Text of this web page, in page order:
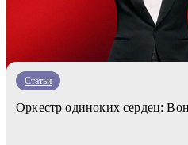
Статьи
Оркестр одиноких сердец: